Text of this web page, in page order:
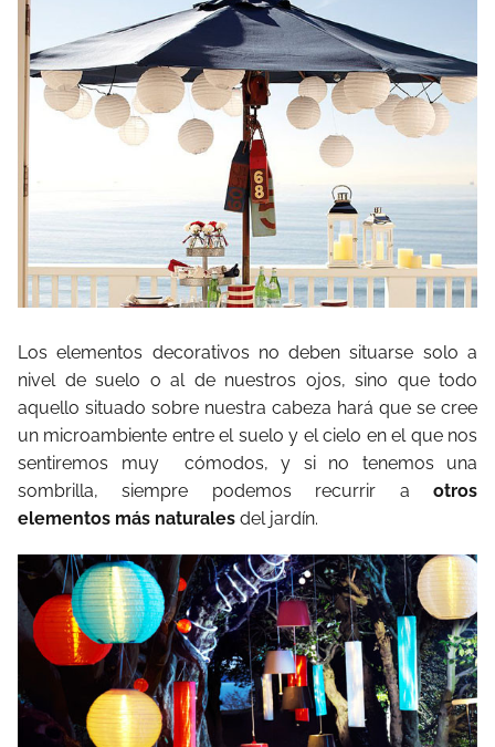
Los elementos decorativos no deben situarse solo a
nivel de suelo o al de nuestros ojos, sino que todo
aquello situado sobre nuestra cabeza hará que se cree
un microambiente entre el suelo y el cielo en el que nos
sentiremos muy cómodos, y si no tenemos una
sombrilla, siempre podemos recurrir a otros
elementos más naturales del jardín.